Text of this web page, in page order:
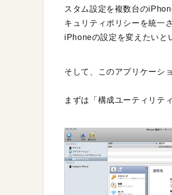
スタム設定を複数台の
キュリティポリシーを統一
iPhoneの設定を変えたいと
そして、このアプリケーシ
まずは「構成ユーティリテ